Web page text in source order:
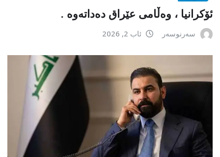
ئۆکرانیا ، وەڵامی عێراق دەداتەوە .
سەرنوسەر ئاب 2, 2026